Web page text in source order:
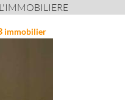
immobilier